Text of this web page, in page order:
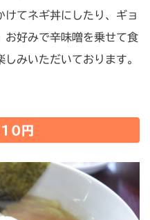
てネギ丼にしたり、ギョ
お好みで辛味噌を乗せて食
みいただいております。
円